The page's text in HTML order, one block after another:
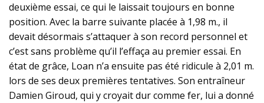
deuxième essai, ce qui le laissait toujours en bonne
position. Avec la barre suivante placée à 1,98 m., il
devait désormais s’attaquer à son record personnel et
c’est sans problème qu’il l’effaça au premier essai. En
état de grâce, Loan n’a ensuite pas été ridicule à 2,01 m.
lors de ses deux premières tentatives. Son entraîneur
Damien Giroud, qui y croyait dur comme fer, lui a donné